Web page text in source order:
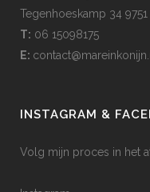
Tegenhoeskamp 34
T: 06 15098175
E:
INSTAGRAM &
Volg mijn proces in het